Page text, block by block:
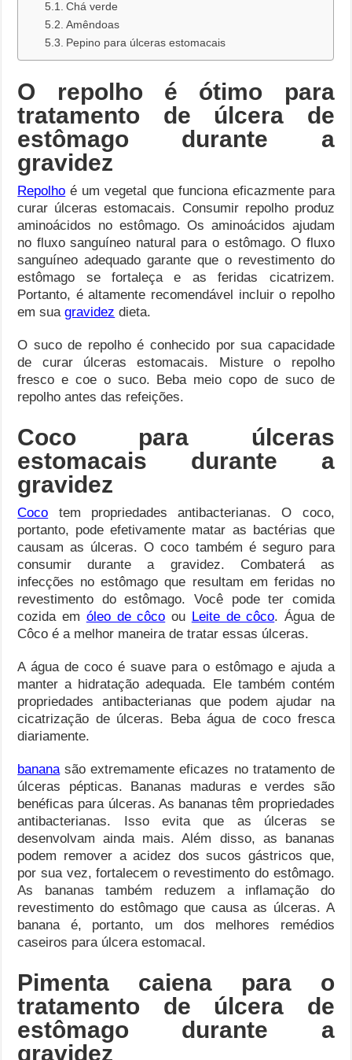
Chá verde
Amêndoas
Pepino para úlceras estomacais
O repolho é ótimo para
tratamento de úlcera de
estômago durante a
gravidez
Repolho é um vegetal que funciona eficazmente para
curar úlceras estomacais. Consumir repolho produz
aminoácidos no estômago. Os aminoácidos ajudam
no fluxo sanguíneo natural para o estômago. O fluxo
sanguíneo adequado garante que o revestimento do
estômago se fortaleça e as feridas cicatrizem.
Portanto, é altamente recomendável incluir o repolho
em suagravidez dieta.
O suco de repolho é conhecido por sua capacidade
de curar úlceras estomacais. Misture o repolho
fresco e coe o suco. Beba meio copo de suco de
repolho antes das refeições.
Coco para úlceras
estomacais durante a
gravidez
Coco tem propriedades antibacterianas. O coco,
portanto, pode efetivamente matar as bactérias que
causam as úlceras. O coco também é seguro para
consumir durante a gravidez. Combaterá as
infecções no estômago que resultam em feridas no
revestimento do estômago. Você pode ter comida
cozida em óleo de côco ou Leite de côco. Água de
Côco é a melhor maneira de tratar essas úlceras.
A água de coco é suave para o estômago e ajuda a
manter a hidratação adequada. Ele também contém
propriedades antibacterianas que podem ajudar na
cicatrização de úlceras. Beba água de coco fresca
diariamente.
bananasão extremamente eficazes no tratamento de
úlceras pépticas. Bananas maduras e verdes são
benéficas para úlceras. As bananas têm propriedades
antibacterianas. Isso evita que as úlceras se
desenvolvam ainda mais. Além disso, as bananas
podem remover a acidez dos sucos gástricos que,
por sua vez, fortalecem o revestimento do estômago.
As bananas também reduzem a inflamação do
revestimento do estômago que causa as úlceras. A
banana é, portanto, um dos melhores remédios
caseiros para úlcera estomacal.
Pimenta caiena para o
tratamento de úlcera de
estômago durante a
gravidez